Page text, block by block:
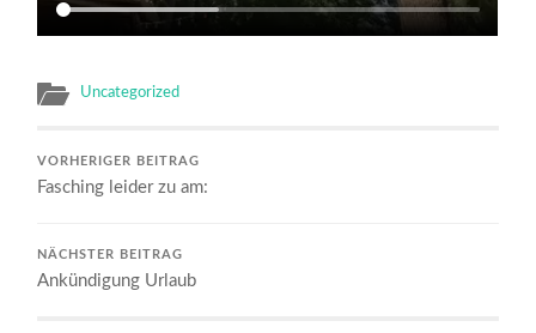
Uncategorized
VORHERIGER BEITRAG
Fasching leider zu am:
NÄCHSTER BEITRAG
Ankündigung Urlaub